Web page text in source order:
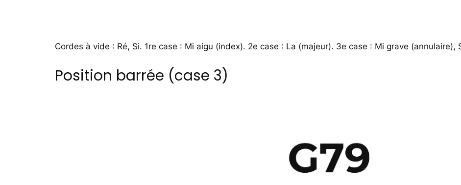
Cordes à vide : Ré, Si. 1re case : Mi aigu (index). 2e case : La (majeur). 3e case : Mi grave (annulaire),
Position barrée (case 3)